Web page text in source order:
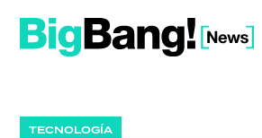
TECNOLOGÍA